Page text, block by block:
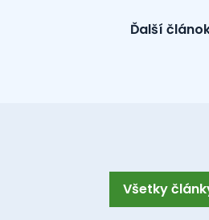
Ďalší
Všetky